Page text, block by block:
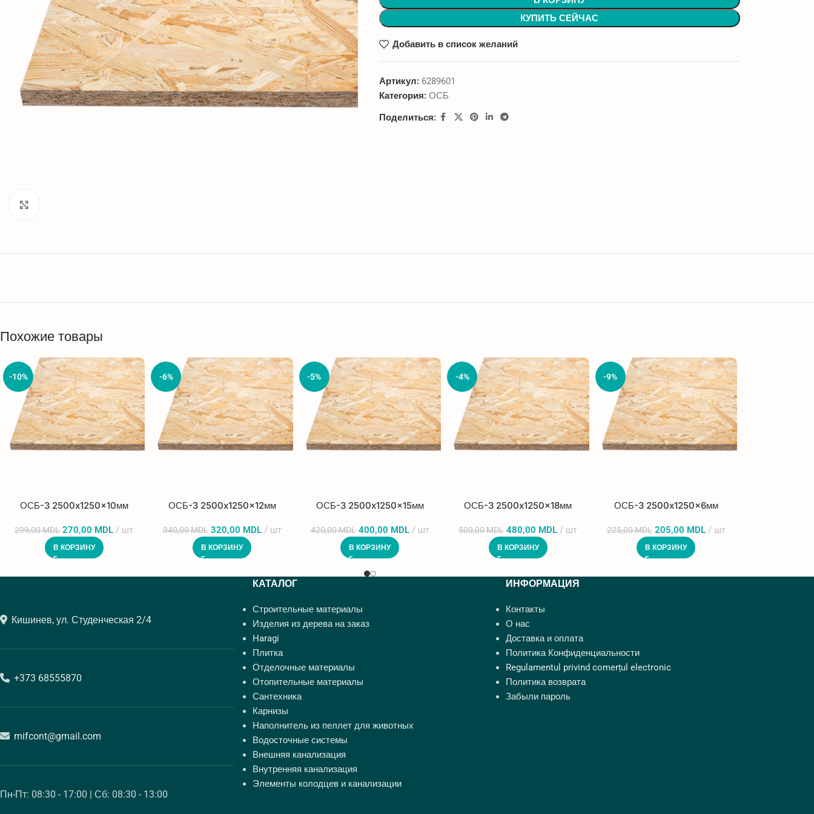
КУПИТЬ СЕЙЧАС
Добавить в список желаний
Артикул: 6289601
Категория: ОСБ
Поделиться:
Похожие товары
-10%
ОСБ-3 2500x1250x10мм
299,00MDL 270,00 MDL шт
В КОРЗИНУ
-6%
ОСБ-3 2500x1250x12мм
340,00MDL 320,00 MDL шт
В КОРЗИНУ
-5%
ОСБ-3 2500x1250x15мм
420,00MDL 400,00 MDL шт
В КОРЗИНУ
-4%
ОСБ-3 2500x1250x18мм
500,00MDL 480,00 MDL шт
В КОРЗИНУ
-9%
ОСБ-3 2500x1250x6мм
225,00MDL 205,00 MDL шт
В КОРЗИНУ
Кишинев, ул. Студенческая 2/4
+373 68555870
mifcont@gmail.com
Пн-Пт: 08:30 - 17:00 | Сб: 08:30 - 13:00
КАТАЛОГ
Строительные материалы
Изделия из дерева на заказ
Haragi
Плитка
Отделочные материалы
Отопительные материалы
Сантехника
Карнизы
Наполнитель из пеллет для животных
Водосточные системы
Внешняя канализация
Внутренняя канализация
Элементы колодцев и канализации
ИНФОРМАЦИЯ
Контакты
О нас
Доставка и оплата
Политика Конфиденциальности
Regulamentul privind comerțul electronic
Политика возврата
Забыли пароль